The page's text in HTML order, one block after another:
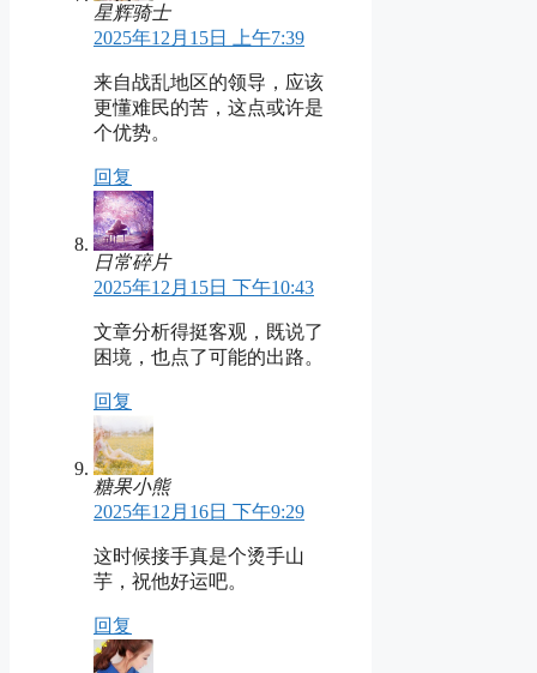
星辉骑士
2025年12月15日 上午7:39
来自战乱地区的领导，应该
更懂难民的苦，这点或许是
个优势。
回复
日常碎片
2025年12月15日 下午10:43
文章分析得挺客观，既说了
困境，也点了可能的出路。
回复
糖果小熊
2025年12月16日 下午9:29
这时候接手真是个烫手山
芋，祝他好运吧。
回复